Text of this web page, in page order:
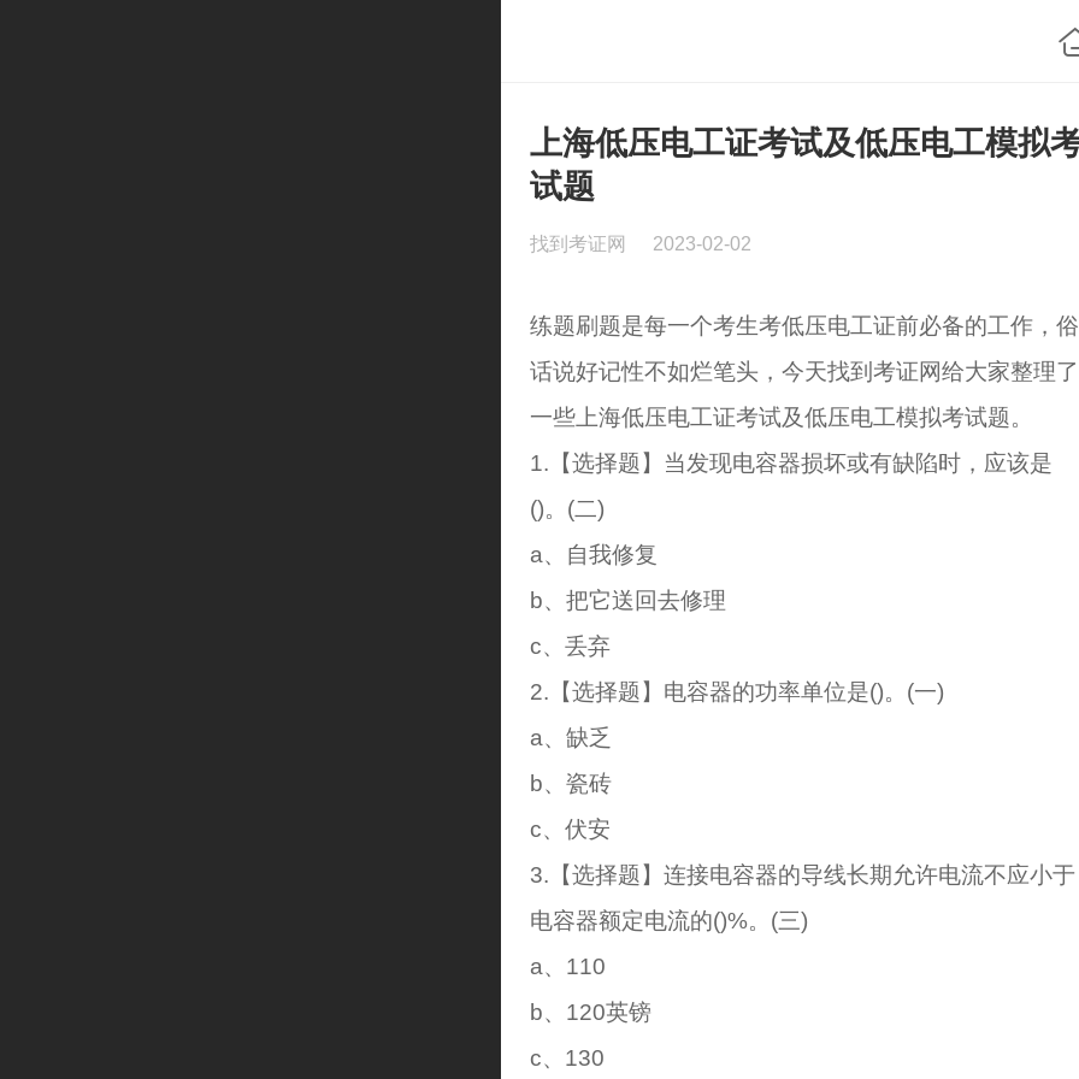
上海低压电工证考试及低压电工模拟
试题
找到考证网 2023-02-02
练题刷题是每一个考生考低压电工证前必备的工作，俗
话说好记性不如烂笔头，今天找到考证网给大家整理了
一些上海低压电工证考试及低压电工模拟考试题。
1.【选择题】当发现电容器损坏或有缺陷时，应该是
()。(二)
a、自我修复
b、把它送回去修理
c、丢弃
2.【选择题】电容器的功率单位是()。(一)
a、缺乏
b、瓷砖
c、伏安
3.【选择题】连接电容器的导线长期允许电流不应小于
电容器额定电流的()%。(三)
a、110
b、120英镑
c、130